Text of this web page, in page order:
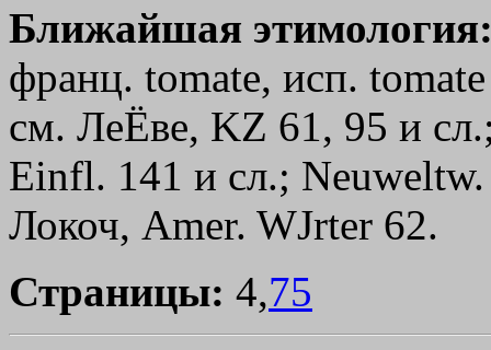
Ближайшая
франц. tоmаtе, исп.
см. ЛеЁве, KZ 61, 95 и
Einfl. 141 и сл.;
Локоч, Аmеr. WЈrter 62.
Страницы: 4,75